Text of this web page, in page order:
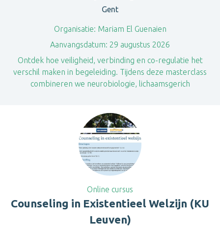
Gent
Organisatie: Mariam El Guenaien
Aanvangsdatum: 29 augustus 2026
Ontdek hoe veiligheid, verbinding en co-regulatie het
verschil maken in begeleiding. Tijdens deze masterclass
combineren we neurobiologie, lichaamsgerich
Online cursus
Counseling in Existentieel Welzijn (KU
Leuven)